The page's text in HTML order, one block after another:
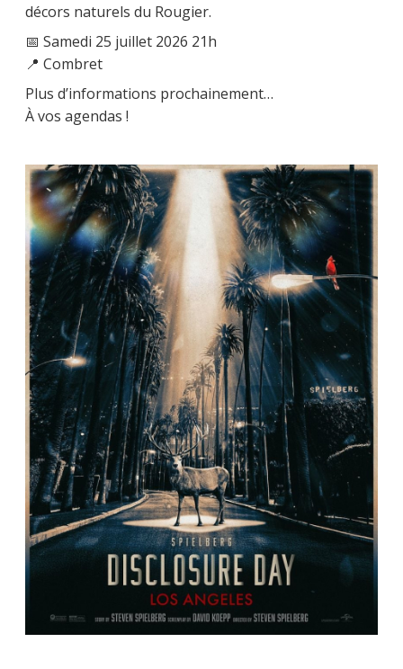
décors naturels du Rougier.
📅 Samedi 25 juillet 2026 21h
📍 Combret
Plus d’informations prochainement…
À vos agendas !